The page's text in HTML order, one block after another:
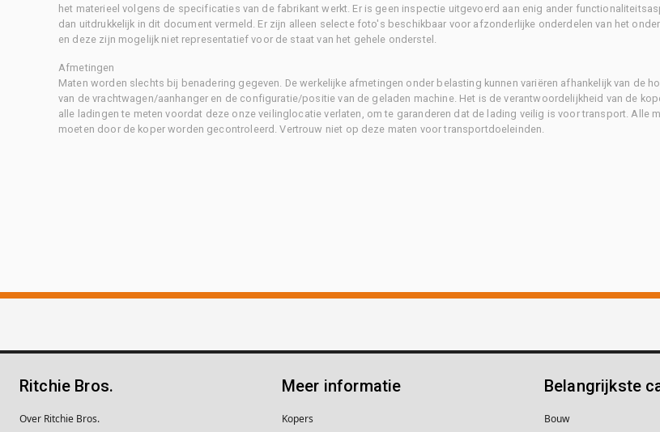
het materieel volgens de specificaties van de fabrikant werkt. Er is geen inspectie uitgevoerd aan enig ander
dan uitdrukkelijk in dit document vermeld. Er zijn alleen selecte foto's beschikbaar voor afzonderlijke onderdelen van het
en deze zijn mogelijk niet representatief voor de staat van het gehele onderstel.
Afmetingen
Maten worden slechts bij benadering gegeven. De werkelijke afmetingen onder belasting kunnen variëren afhankelijk van de
van de vrachtwagen/aanhanger en de configuratie/positie van de geladen machine. Het is de verantwoordelijkheid van de
alle ladingen te meten voordat deze onze veilinglocatie verlaten, om te garanderen dat de lading veilig is voor transport. Alle
moeten door de koper worden gecontroleerd. Vertrouw niet op deze maten voor transportdoeleinden.
Ritchie Bros.
Over Ritchie Bros.
Meer informatie
Kopers
Belangrijkste
Bouw